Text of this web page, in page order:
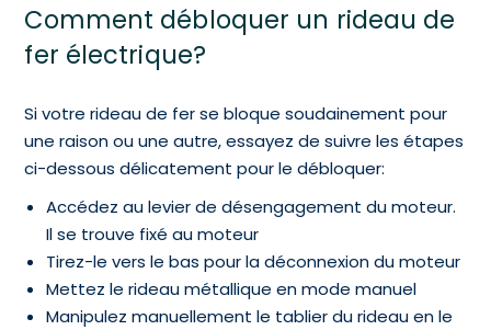
Comment débloquer un rideau de
fer électrique?
Si votre rideau de fer se bloque soudainement pour
une raison ou une autre, essayez de suivre les étapes
ci-dessous délicatement pour le débloquer:
Accédez au levier de désengagement du moteur.
Il se trouve fixé au moteur
Tirez-le vers le bas pour la déconnexion du moteur
Mettez le rideau métallique en mode manuel
Manipulez manuellement le tablier du rideau en le